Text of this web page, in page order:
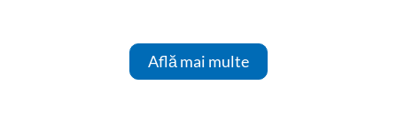
Află mai multe